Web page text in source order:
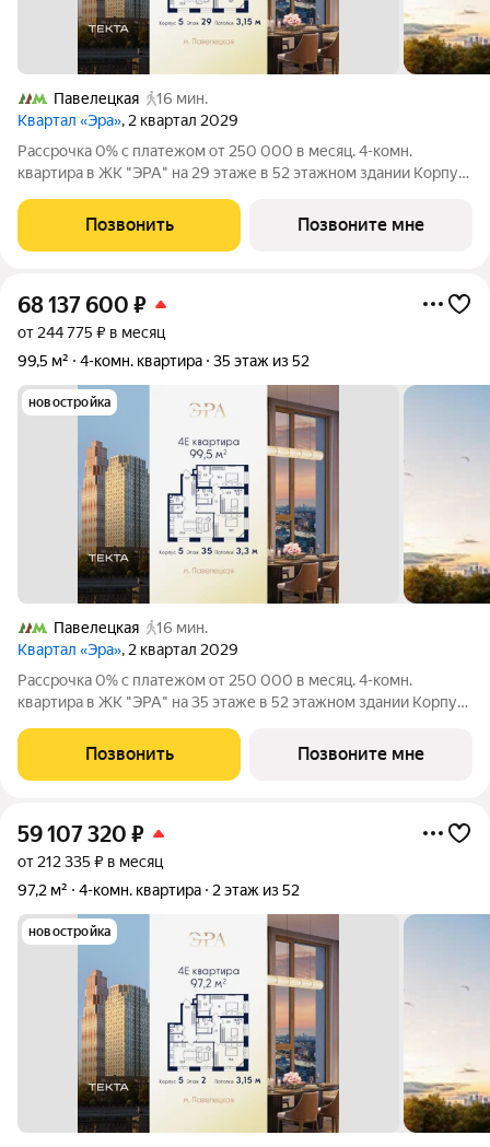
Павелецкая
16 мин.
Квартал «Эра», 2 квартал 2029
Рассрочка 0% с платежом от 250 000 в месяц. 4-комн.
квартира в ЖК "ЭРА" на 29 этаже в 52 этажном здании Корпус
потолков 3.15 м. Современный премиум-квартал ЭРА на
Дербеневской набережной,
Позвонить Позвоните мне
68 137 600 ₽
от 244 775 ₽ в месяц
99,5 м²
4-комн. квартира 35 этаж из 52
новостройка
Павелецкая
16 мин.
Квартал «Эра», 2 квартал 2029
Рассрочка 0% с платежом от 250 000 в месяц. 4-комн.
квартира в ЖК "ЭРА" на 35 этаже в 52 этажном здании Корпус
потолков 3.30 м. Современный премиум-квартал ЭРА на
Дербеневской набережной,
Позвонить Позвоните мне
59 107 320 ₽
от 212 335 ₽ в месяц
97,2 м²
4-комн. квартира 2 этаж из 52
новостройка